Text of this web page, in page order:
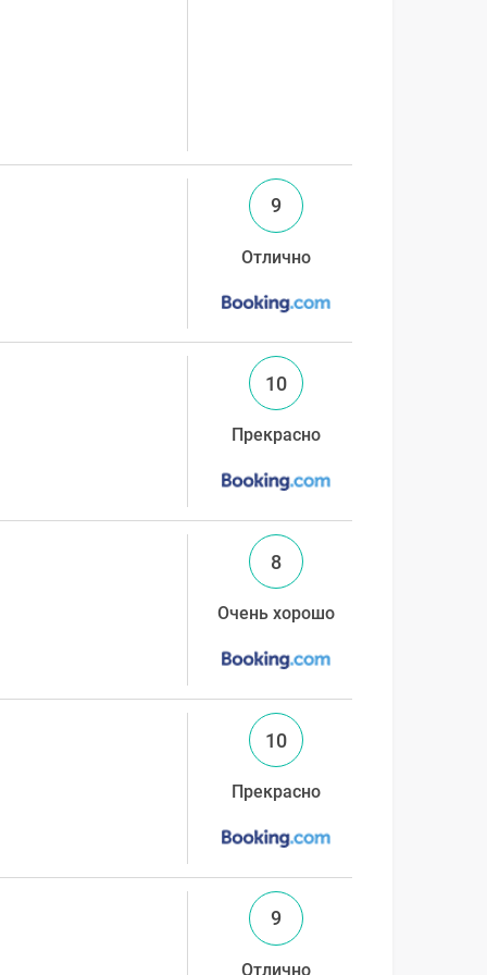
9
Отлично
10
Прекрасно
8
Очень хорошо
10
Прекрасно
9
Отлично